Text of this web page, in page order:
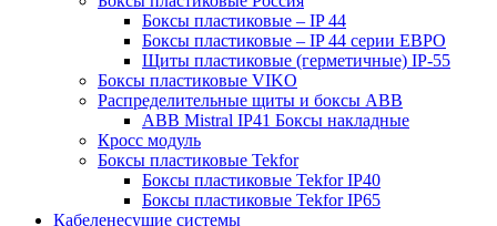
Боксы пластиковые – IP 44
Боксы пластиковые – IP 44 серии ЕВРО
Щиты пластиковые (герметичные) IP-55
Боксы пластиковые VIKO
Распределительные щиты и боксы АВВ
ABB Mistral IP41 Боксы накладные
Кросс модуль
Боксы пластиковые Tekfor
Боксы пластиковые Tekfor IP40
Боксы пластиковые Tekfor IP65
Кабеленесущие системы